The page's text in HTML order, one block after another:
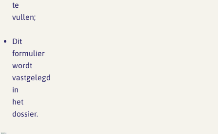
te
vullen;
Dit
formulier
wordt
vastgelegd
in
het
dossier.